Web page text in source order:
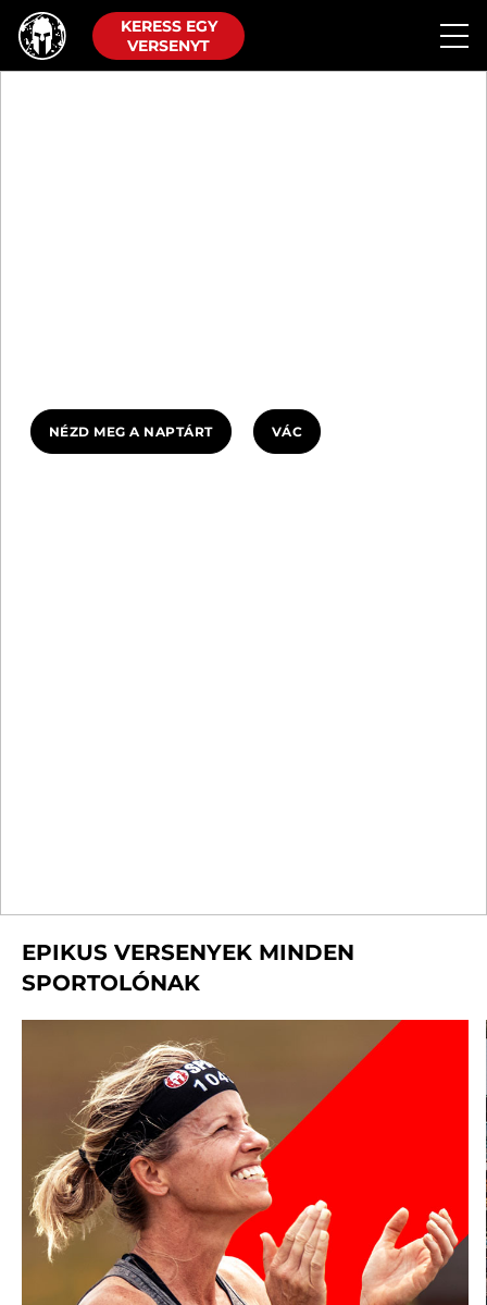
KERESS EGY
VERSENYT
NÉZD MEG A NAPTÁRT VÁC
EPIKUS VERSENYEK MINDEN
SPORTOLÓNAK